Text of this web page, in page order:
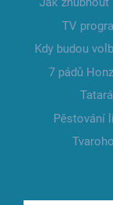
TV
Kdy budou
7 pádů
Pěstování